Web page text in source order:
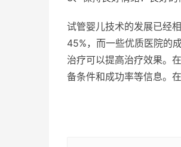
试管婴儿技术的发展已经
45%，而一些优质医院的
治疗可以提高治疗效果。
备条件和成功率等信息。